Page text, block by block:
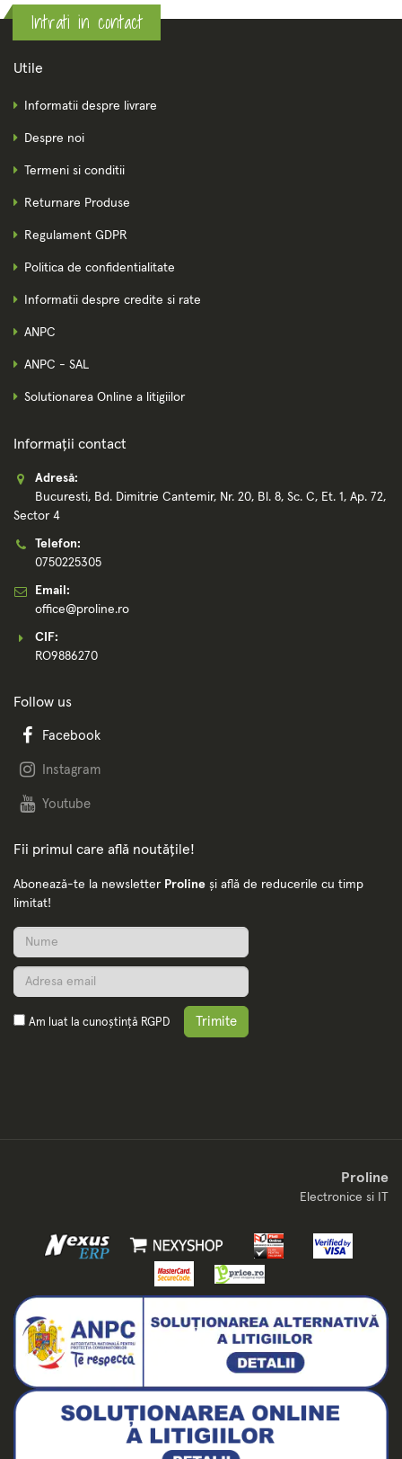
Intrati in contact
Utile
Informatii despre livrare
Despre noi
Termeni si conditii
Returnare Produse
Regulament GDPR
Politica de confidentialitate
Informatii despre credite si rate
ANPC
ANPC - SAL
Solutionarea Online a litigiilor
Informații contact
Adresă:
Bucuresti, Bd. Dimitrie Cantemir, Nr. 20, Bl. 8, Sc. C, Et. 1, Ap. 72,
Sector 4
Telefon:
0750225305
Email:
office@proline.ro
CIF:
RO9886270
Follow us
Facebook
Instagram
Youtube
Fii primul care află noutățile!
Abonează-te la newsletter Proline și află de reducerile cu timp
limitat!
Am luat la cunoștință RGPD Trimite
Proline
Electronice si IT